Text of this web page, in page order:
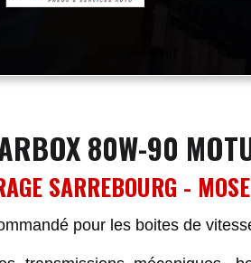
80W-90
SARREBOURG -
pour les boites de